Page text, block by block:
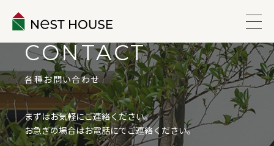
EVENT
ABOUT
WORKS
CONTACT
各種お問い合わせ
まずはお気軽にご連絡ください。
お急ぎの場合はお電話にてご連絡ください。